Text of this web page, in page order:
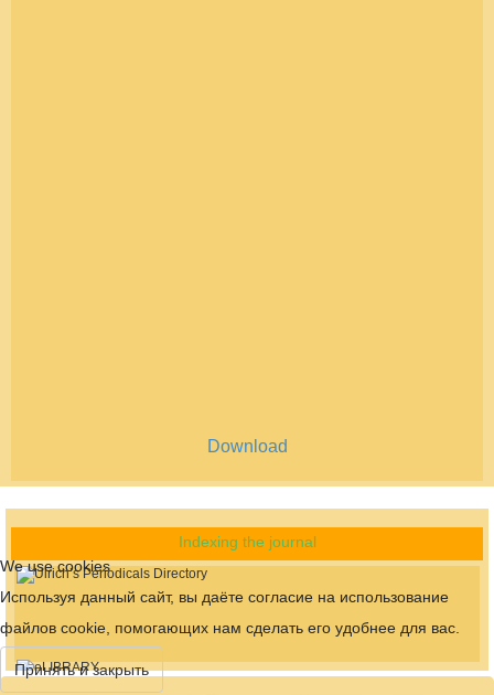
Download
Indexing the journal
We use cookies
Используя данный сайт, вы даёте согласие на использование
файлов cookie, помогающих нам сделать его удобнее для вас.
Принять и закрыть